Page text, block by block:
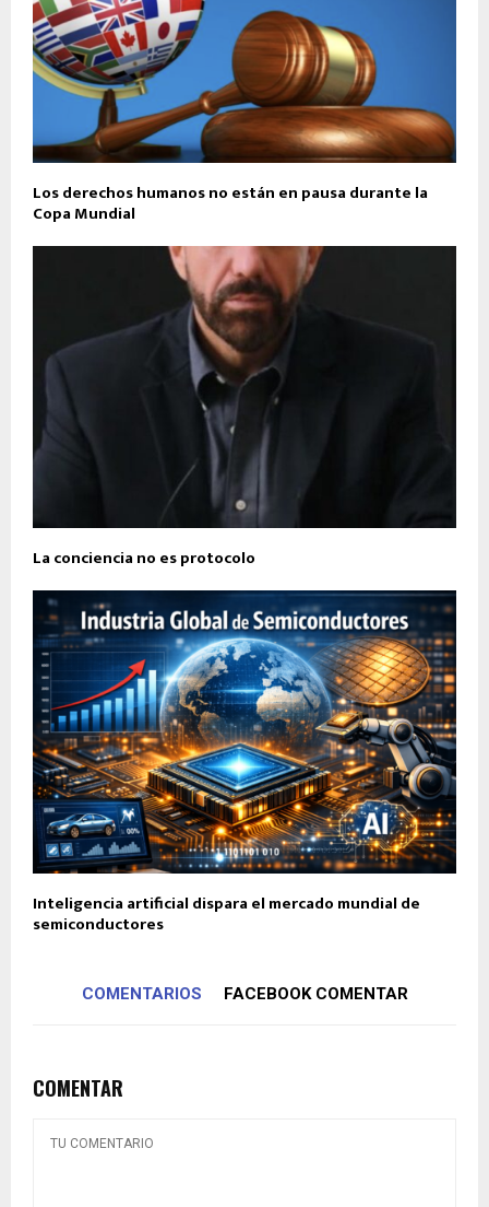
Los derechos humanos no están en pausa durante la
Copa Mundial
La conciencia no es protocolo
Inteligencia artificial dispara el mercado mundial de
semiconductores
COMENTARIOS FACEBOOK COMENTAR
COMENTAR